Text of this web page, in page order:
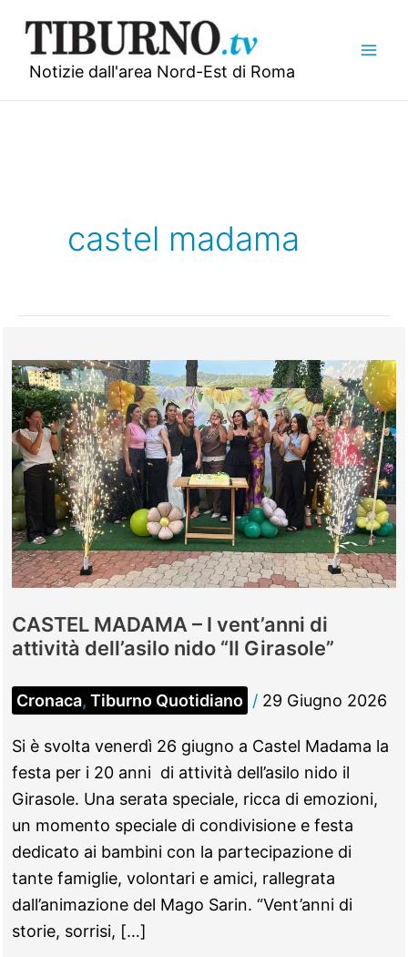
contenuto
Notizie dall'area Nord-Est di Roma
castel madama
CASTEL MADAMA – I vent’anni di
attività dell’asilo nido “Il Girasole”
Cronaca, Tiburno Quotidiano / 29 Giugno 2026
Si è svolta venerdì 26 giugno a Castel Madama la
festa per i 20 anni di attività dell’asilo nido il
Girasole. Una serata speciale, ricca di emozioni,
un momento speciale di condivisione e festa
dedicato ai bambini con la partecipazione di
tante famiglie, volontari e amici, rallegrata
dall’animazione del Mago Sarin. “Vent’anni di
storie, sorrisi, […]